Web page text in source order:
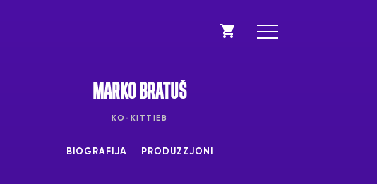
MARKO BRATUŠ
KO-KITTIEB
BIOGRAFIJA PRODUZZJONI